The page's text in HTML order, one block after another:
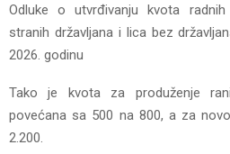
Odluke o utvrđivanju kvota
stranih državljana i lica bez
2026. godinu
Tako je kvota za produženje
povećana sa 500 na 800, a za
2.200.